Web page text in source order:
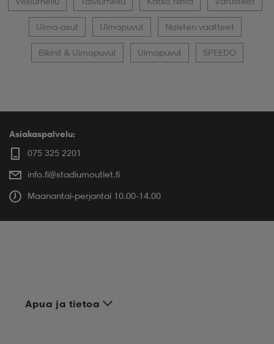
Uima-asut Uimapuvut Naisten vaatteet
Bikinit & Uimapuvut Uimapuvut SPEEDO
Asiakaspalvelu:
075 325 2201
info.fi@stadiumoutlet.fi
Maanantai-perjantai 10.00-14.00
Apua ja tietoa